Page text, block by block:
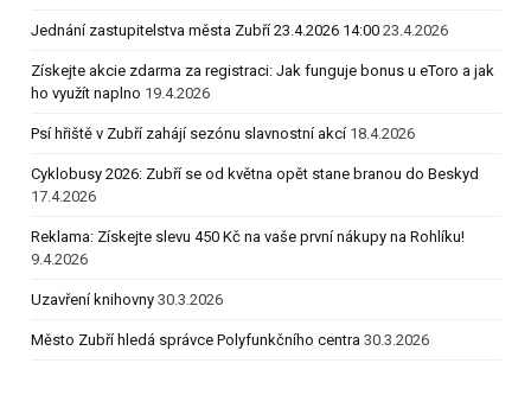
Jednání zastupitelstva města Zubří 23.4.2026 14:00 23.4.2026
Získejte akcie zdarma za registraci: Jak funguje bonus u eToro a jak
ho využít naplno 19.4.2026
Psí hřiště v Zubří zahájí sezónu slavnostní akcí 18.4.2026
Cyklobusy 2026: Zubří se od května opět stane branou do Beskyd
17.4.2026
Reklama: Získejte slevu 450 Kč na vaše první nákupy na Rohlíku!
9.4.2026
Uzavření knihovny 30.3.2026
Město Zubří hledá správce Polyfunkčního centra 30.3.2026